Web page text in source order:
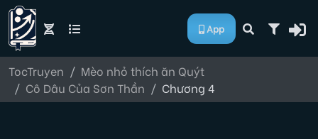
App
TocTruyen
Mèo nhỏ thích ăn Quýt
Cô Dâu Của Sơn Thần
Chương 4